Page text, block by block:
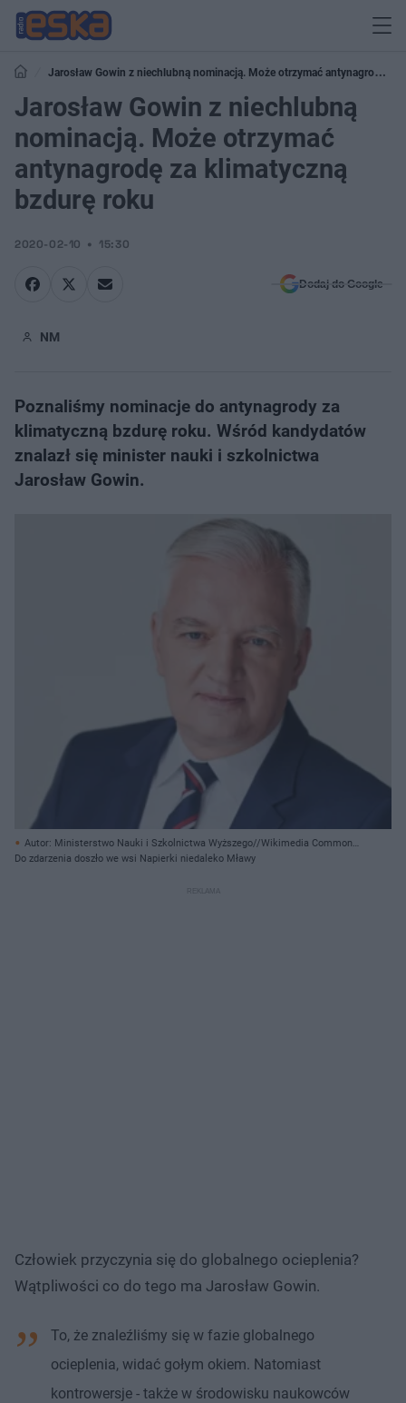
Jarosław Gowin z niechlubną nominacją. Może otrzymać antynagrodę za
klimatyczną bzdurę roku
Jarosław Gowin z niechlubną
nominacją. Może otrzymać
antynagrodę za klimatyczną
bzdurę roku
2020-02-10 15:30
Dodaj do Google
NM
Poznaliśmy nominacje do antynagrody za
klimatyczną bzdurę roku. Wśród kandydatów
znalazł się minister nauki i szkolnictwa
Jarosław Gowin.
Autor: Ministerstwo Nauki i Szkolnictwa Wyższego//Wikimedia Commons/
CC0
Do zdarzenia doszło we wsi Napierki niedaleko Mławy
Człowiek przyczynia się do globalnego ocieplenia?
Wątpliwości co do tego ma Jarosław Gowin.
To, że znaleźliśmy się w fazie globalnego
ocieplenia, widać gołym okiem. Natomiast
kontrowersje - także w środowisku naukowców